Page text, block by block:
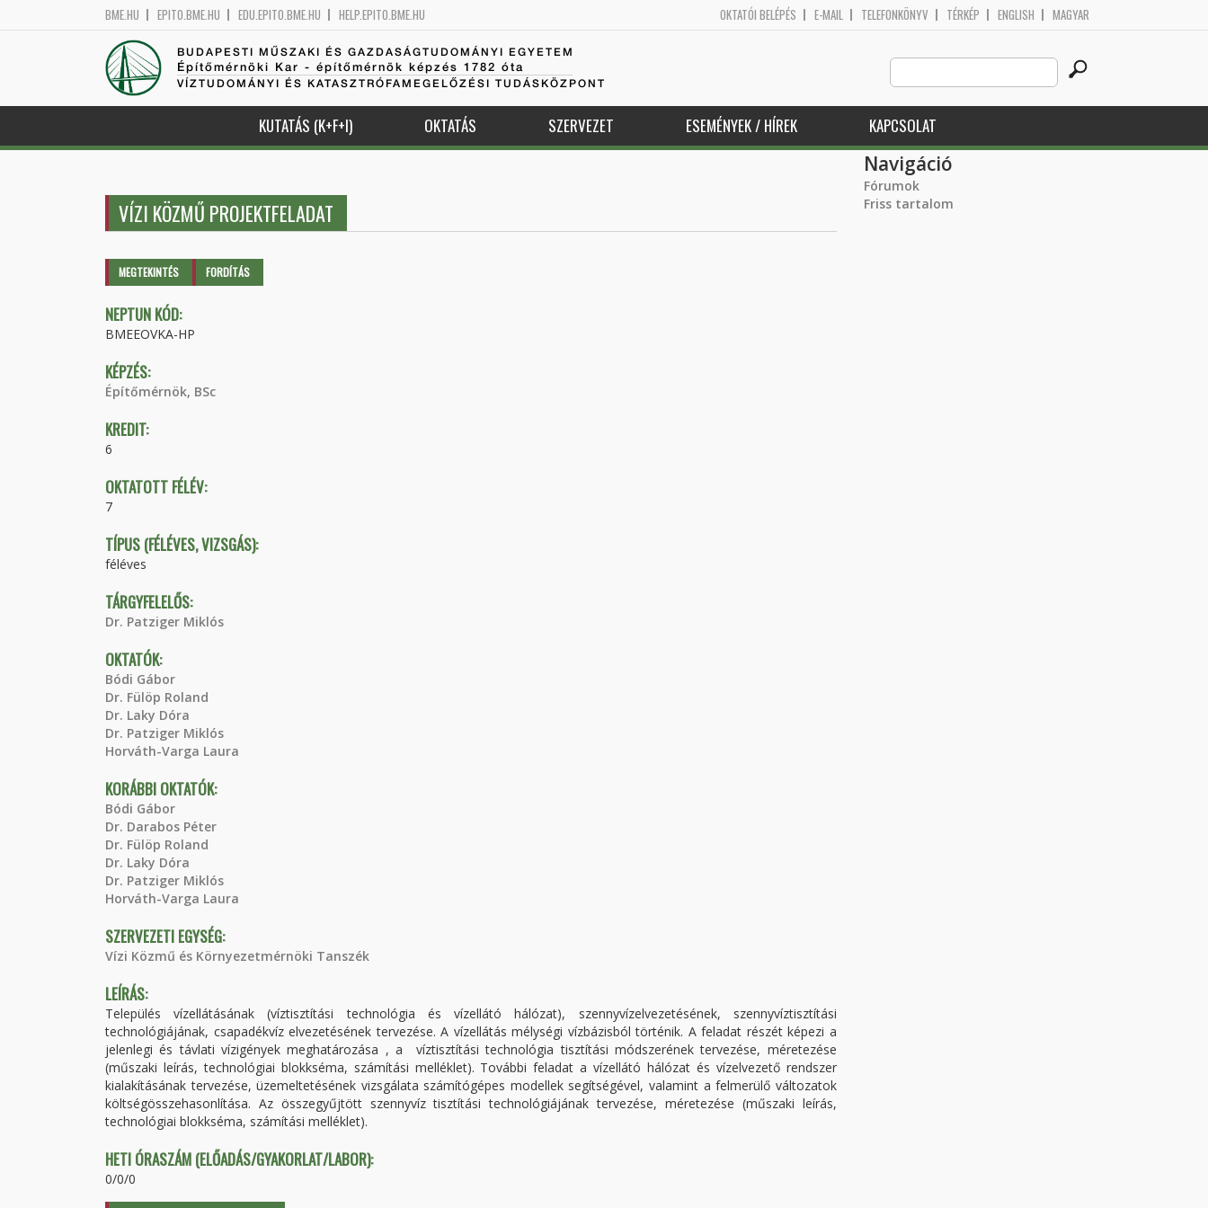
BME.HU EPITO.BME.HU EDU.EPITO.BME.HU HELP.EPITO.BME.HU OKTATÓI BELÉPÉS E-MAIL TELEFONKÖNYV TÉRKÉP ENGLISH MAGYAR
BUDAPESTI MŰSZAKI ÉS GAZDASÁGTUDOMÁNYI EGYETEM
Építőmérnöki Kar - építőmérnök képzés 1782 óta
VÍZTUDOMÁNYI ÉS KATASZTRÓFAMEGELŐZÉSI TUDÁSKÖZPONT
Search
this
site
KUTATÁS (K+F+I) OKTATÁS SZERVEZET ESEMÉNYEK / HÍREK KAPCSOLAT
VÍZI KÖZMŰ PROJEKTFELADAT
Elsődleges fülek
MEGTEKINTÉS (AKTÍVFORDÍTÁS
NEPTUN KÓD:
BMEEOVKA-HP
KÉPZÉS:
Építőmérnök, BSc
KREDIT:
6
OKTATOTT FÉLÉV:
7
TÍPUS (FÉLÉVES, VIZSGÁS):
féléves
TÁRGYFELELŐS:
Dr. Patziger Miklós
OKTATÓK:
Bódi Gábor
Dr. Fülöp Roland
Dr. Laky Dóra
Dr. Patziger Miklós
Horváth-Varga Laura
KORÁBBI OKTATÓK:
Bódi Gábor
Dr. Darabos Péter
Dr. Fülöp Roland
Dr. Laky Dóra
Dr. Patziger Miklós
Horváth-Varga Laura
SZERVEZETI EGYSÉG:
Vízi Közmű és Környezetmérnöki Tanszék
LEÍRÁS:
Település vízellátásának (víztisztítási technológia és vízellátó hálózat), szennyvízelvezetésének, szennyvíztisztítási
technológiájának, csapadékvíz elvezetésének tervezése. A vízellátás mélységi vízbázisból történik. A feladat részét képezi a
jelenlegi és távlati vízigények meghatározása , a víztisztítási technológia tisztítási módszerének tervezése, méretezése
(műszaki leírás, technológiai blokkséma, számítási melléklet). További feladat a vízellátó hálózat és vízelvezető rendszer
kialakításának tervezése, üzemeltetésének vizsgálata számítógépes modellek segítségével, valamint a felmerülő változatok
költségösszehasonlítása. Az összegyűjtött szennyvíz tisztítási technológiájának tervezése, méretezése (műszaki leírás,
technológiai blokkséma, számítási melléklet).
HETI ÓRASZÁM (ELŐADÁS/GYAKORLAT/LABOR):
0/0/0
Navigáció
Fórumok
Friss tartalom